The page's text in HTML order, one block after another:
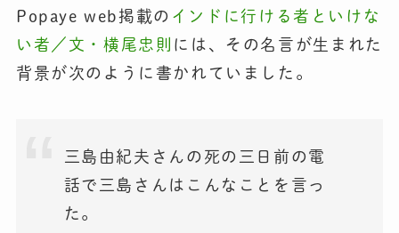
Popaye web掲載の インドに行ける者といけな
い者／文・横尾忠則 には、その名言が生まれた
背景が次のように書かれていました。
三島由紀夫さんの死の三日前の電
話で三島さんはこんなことを言っ
た。